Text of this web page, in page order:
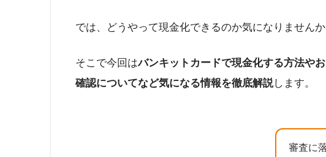
では、どうやって現金化できるのか気になりませんか
そこで今回はバンキットカードで現金化する方法や
確認についてなど気になる情報を徹底解説します。
審査に